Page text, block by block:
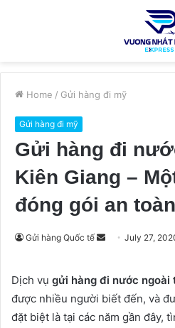
Home / Gửi hàng đi mỹ
Gửi hàng đi mỹ
Gửi hàng đi
Kiên Giang –
đóng gói an toàn
Gửi hàng Quốc tế
SendJuly 27,
Dịch vụ gửi hàng đi nước ngoài
được nhiều người biết đến, và
đặt biệt là tại các năm gần đây,